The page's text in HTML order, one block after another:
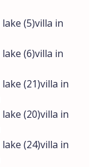
villa in
villa in
villa in
villa in
villa in